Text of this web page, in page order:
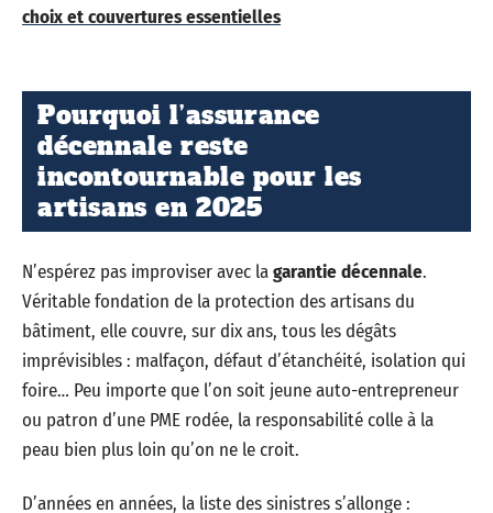
choix et couvertures essentielles
Pourquoi l’assurance
décennale reste
incontournable pour les
artisans en 2025
N’espérez pas improviser avec lagarantie décennale.
Véritable fondation de la protection des artisans du
bâtiment, elle couvre, sur dix ans, tous les dégâts
imprévisibles : malfaçon, défaut d’étanchéité, isolation qui
foire… Peu importe que l’on soit jeune auto-entrepreneur
ou patron d’une PME rodée, la responsabilité colle à la
peau bien plus loin qu’on ne le croit.
D’années en années, la liste des sinistres s’allonge :